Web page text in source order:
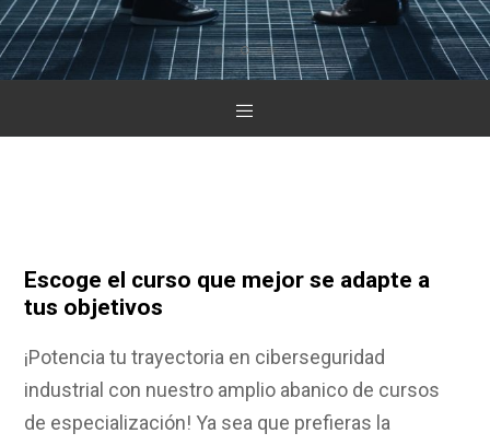
Escoge el curso que mejor se adapte a
tus objetivos
¡Potencia tu trayectoria en ciberseguridad
industrial con nuestro amplio abanico de cursos
de especialización! Ya sea que prefieras la